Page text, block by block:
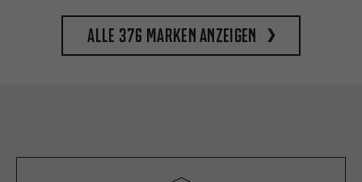
Alle 376 Marken anzeigen